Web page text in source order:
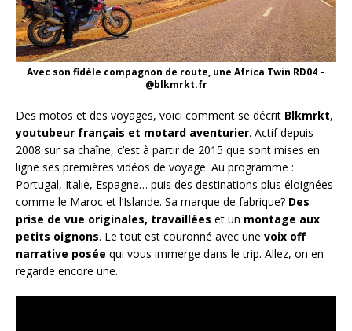
Avec son fidèle compagnon de route, une Africa Twin RD04 –
@blkmrkt.fr
Des motos et des voyages, voici comment se décrit Blkmrkt,
youtubeur français et motard aventurier. Actif depuis
2008 sur sa chaîne, c’est à partir de 2015 que sont mises en
ligne ses premières vidéos de voyage. Au programme :
Portugal, Italie, Espagne… puis des destinations plus éloignées
comme le Maroc et l’Islande. Sa marque de fabrique? Des
prise de vue originales, travaillées et un montage aux
petits oignons. Le tout est couronné avec une voix off
narrative posée qui vous immerge dans le trip. Allez, on en
regarde encore une.